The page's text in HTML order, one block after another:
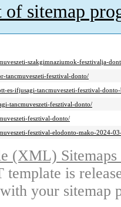
of sitemap
szakgimnaziumok-fesztivalja-
tancmuveszeti-fesztival-donto/
es-ifjusagi-tancmuveszeti-fesztival-
tancmuveszeti-fesztival-donto/
fesztival-donto/
fesztival-elodonto-mako-2024-
(XML)
template is
your sitemap